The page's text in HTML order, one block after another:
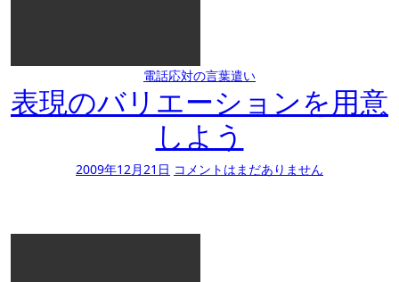
電話応対の言葉遣い
表現のバリエーションを用意
しよう
2009年12月21日 コメントはまだありません